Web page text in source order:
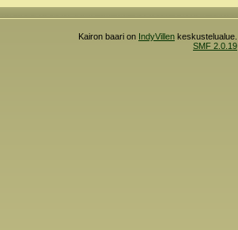
Kairon baari on IndyVillen
SMF 2.0.19